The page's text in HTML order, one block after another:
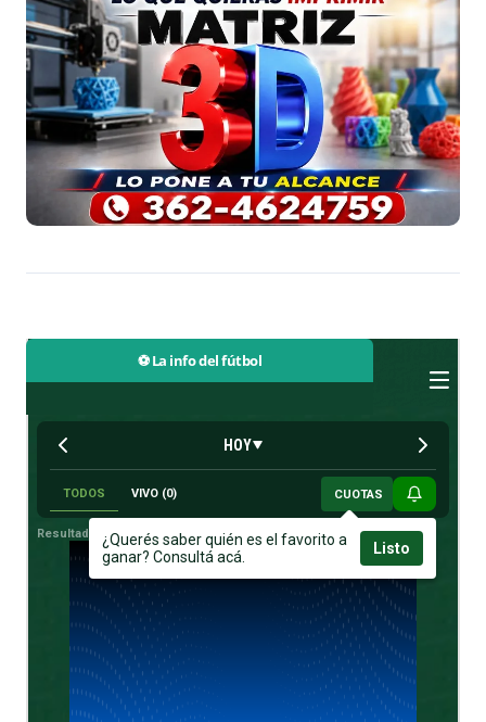
⚽ La info del fútbol